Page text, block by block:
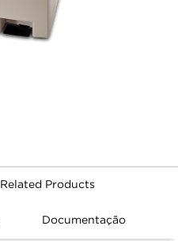
Related Products
Documentação